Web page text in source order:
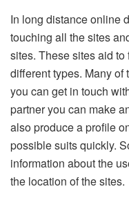
In long distance online
touching all the sites
sites. These sites aid
different types. Many
you can get in touch
partner you can make
also produce a profile
possible suits quickly.
information about the
the location of the sites.